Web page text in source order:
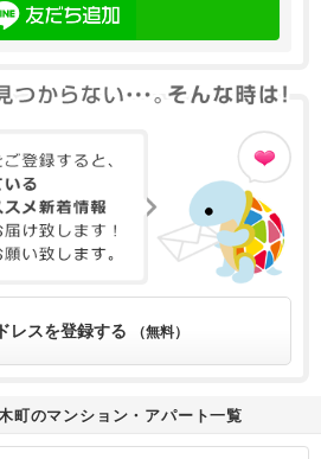
レスを登録する （無料）
町のマンション・アパート一覧